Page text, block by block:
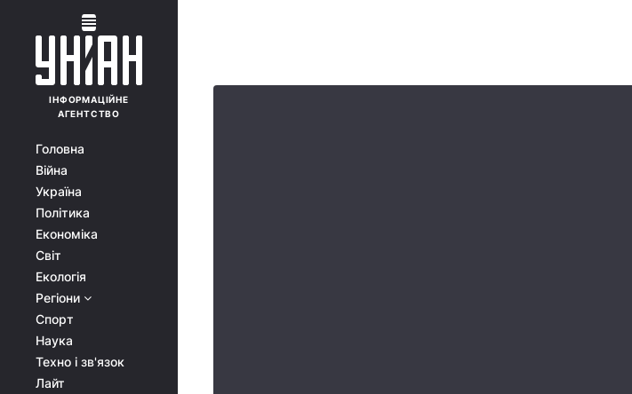
ІНФОРМАЦІЙНЕ
АГЕНТСТВО
Головна
Війна
Україна
Політика
Економіка
Світ
Екологія
Регіони
Спорт
Наука
Техно і зв'язок
Лайт